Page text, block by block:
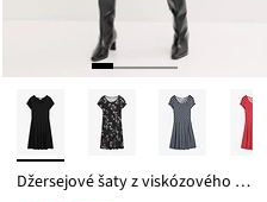
Džersejové šaty z viskózového mixu